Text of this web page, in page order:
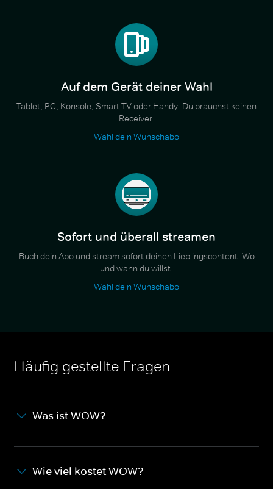
Auf dem Gerät deiner Wahl
Tablet, PC, Konsole, Smart TV oder Handy. Du brauchst keinen
Receiver.
Wähl dein Wunschabo
Sofort und überall streamen
Buch dein Abo und stream sofort deinen Lieblingscontent. Wo
und wann du willst.
Wähl dein Wunschabo
Häufig gestellte Fragen
Was ist WOW?
Wie viel kostet WOW?